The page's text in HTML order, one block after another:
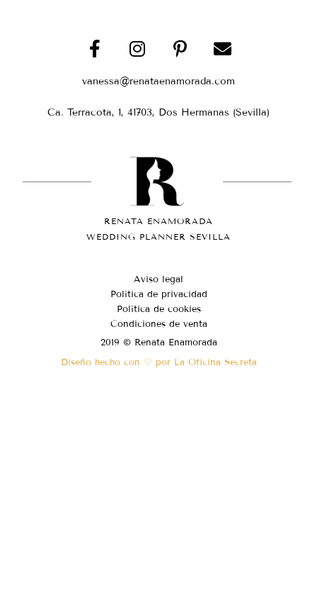
vanessa@renataenamorada.com
Ca. Terracota, 1, 41703, Dos Hermanas (Sevilla)
RENATA ENAMORADA
WEDDING PLANNER SEVILLA
Aviso legal
Política de privacidad
Política de cookies
Condiciones de venta
2019 © Renata Enamorada
Diseño hecho con ♡ por La Oficina Secreta